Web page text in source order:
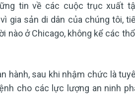
tin về các cuộc trục xuất
gia sản di dân của chúng tôi,
ở Chicago, không kể các
hành, sau khi nhậm chức là
cho các lực lượng an ninh